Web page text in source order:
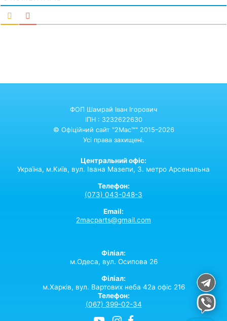
ФОП Шамрай Іван Ігорович
ІПН : 3232622630
© Офіційний сайт "2Mac™" 2015–2026
Усі права захищені.
Центральний офіс:
Україна, м.Київ, вул. Івана Мазепи, 3. метро Арсенальна
Телефон:
(073) 043-048-3
Email:
2macparts@gmail.com
Філіал:
м.Одеса, вул. Осипова 26
Філіал:
м.Харків, вул. Вартових неба 42а офіс 216
Телефон:
(067) 399-02-34